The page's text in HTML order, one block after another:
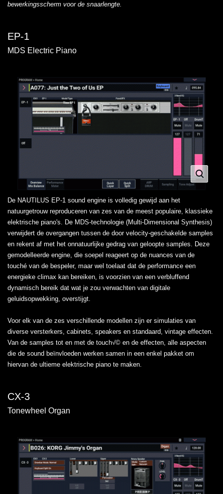
bewerkingsscherm voor de snaarlengte.
EP-1
MDS Electric Piano
De NAUTILUS EP-1 sound engine is volledig gewijd aan het
natuurgetrouw reproduceren van zes van de meest populaire, klassieke
elektrische piano's. De MDS-technologie (Multi-Dimensional Synthesis)
verwijdert de overgangen tussen de door velocity-geschakelde samples
en rekent af met het onnatuurlijke gedrag van geloopte samples. Deze
gemodelleerde engine, die soepel reageert op de nuances van de
touché van de bespeler, maar wel toelaat dat de performance een
energieke climax kan bereiken, is voorzien van een verbluffend
dynamisch bereik dat wat je zou verwachten van digitale
geluidsopwekking, overstijgt.
Voor elk van de zes verschillende modellen zijn er simulaties van
diverse versterkers, cabinets, speakers en standaard, vintage effecten.
Van de samples tot en met de touch√© en de effecten, alle aspecten
die de sound beïnvloeden werken samen in een enkel pakket om
hiervan de ultieme elektrische piano te maken.
CX-3
Tonewheel Organ